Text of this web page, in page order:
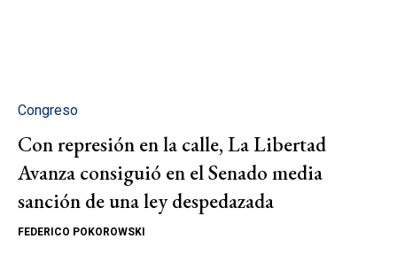
Congreso
Con represión en la calle, La Libertad
Avanza consiguió en el Senado media
sanción de una ley despedazada
FEDERICO POKOROWSKI